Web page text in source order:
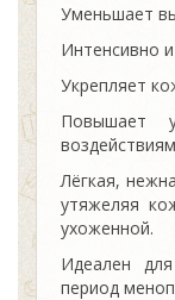
Уменьшает
Интенсивно
Укрепляет
Повышает
воздействиям
Лёгкая,
утяжеляя
ухоженной.
Идеален
период